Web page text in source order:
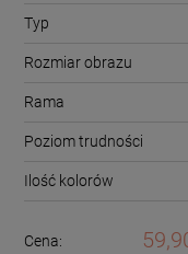
Typ
Rozmiar obrazu
Rama
Poziom trudności
Ilość kolorów
Cena: